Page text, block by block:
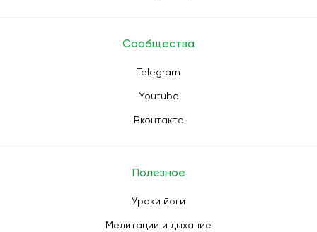
Сообщества
Telegram
Youtube
Вконтакте
Полезное
Уроки йоги
Медитации и дыхание